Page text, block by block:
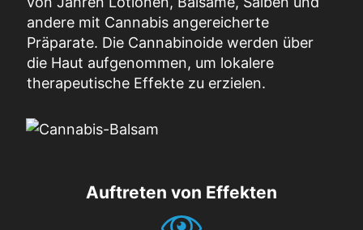
andere mit Cannabis angereicherte
Präparate. Die Cannabinoide werden über
die Haut aufgenommen, um lokalere
therapeutische Effekte zu erzielen.
Auftreten von Effekten